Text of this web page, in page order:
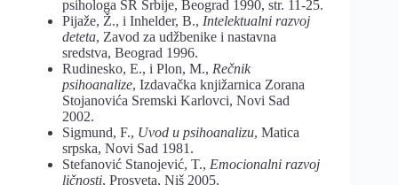
psihologa SR Srbije, Beograd 1990, str. 11-25.
Pijaže, Ž., i Inhelder, B., Intelektualni razvoj
deteta, Zavod za udžbenike i nastavna
sredstva, Beograd 1996.
Rudinesko, E., i Plon, M., Rečnik
psihoanalize, Izdavačka knjižarnica Zorana
Stojanovića Sremski Karlovci, Novi Sad
2002.
Sigmund, F., Uvod u psihoanalizu, Matica
srpska, Novi Sad 1981.
Stefanović Stanojević, T., Emocionalni razvoj
ličnosti, Prosveta, Niš 2005.